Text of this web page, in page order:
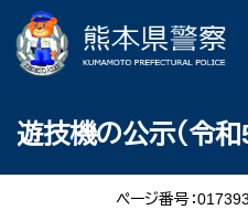
ー
先
頭
ニ
を
飛
文遊技機の公示（令和
ページ番号：